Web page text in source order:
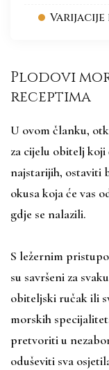
Plodovi
receptima
U ovom članku,
za cijelu obitelj koji
najstarijih, ostaviti
okusa koja će vas
gdje se nalazili.
S ležernim
su savršeni za
obiteljski ručak ili
morskih
pretvoriti u
oduševiti sva